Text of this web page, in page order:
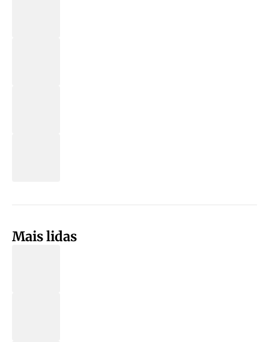
Mais lidas